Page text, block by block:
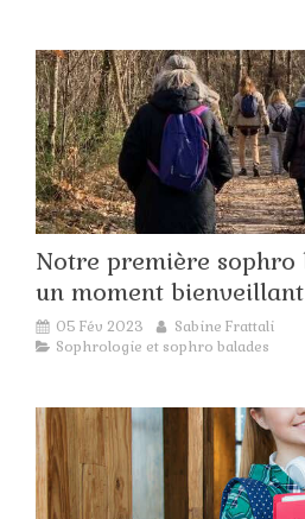
Notre première sophro
un moment
05 Fév 2023
Sabine Frattali
Sophrologie et sophro balades